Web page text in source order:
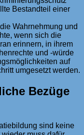
Bestandteil einer
Wahrnehmung und
wenn sich die
erinnern, in ihrem
und -würde
auf
umgesetzt werden.
Bezüge
sind keine